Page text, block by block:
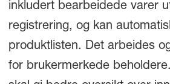
inkludert bearbeidede varer
registrering, og kan
produktlisten. Det arbeides
for brukermerkede